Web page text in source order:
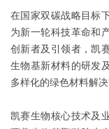
在国家双碳战略目标
为新一轮科技革命和
创新者及引领者，凯
生物基新材料的研发
多样化的绿色材料解决
凯赛生物核心技术及